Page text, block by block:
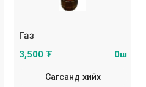
Газ
3,500 ₮ 0ш
Сагсанд хийх